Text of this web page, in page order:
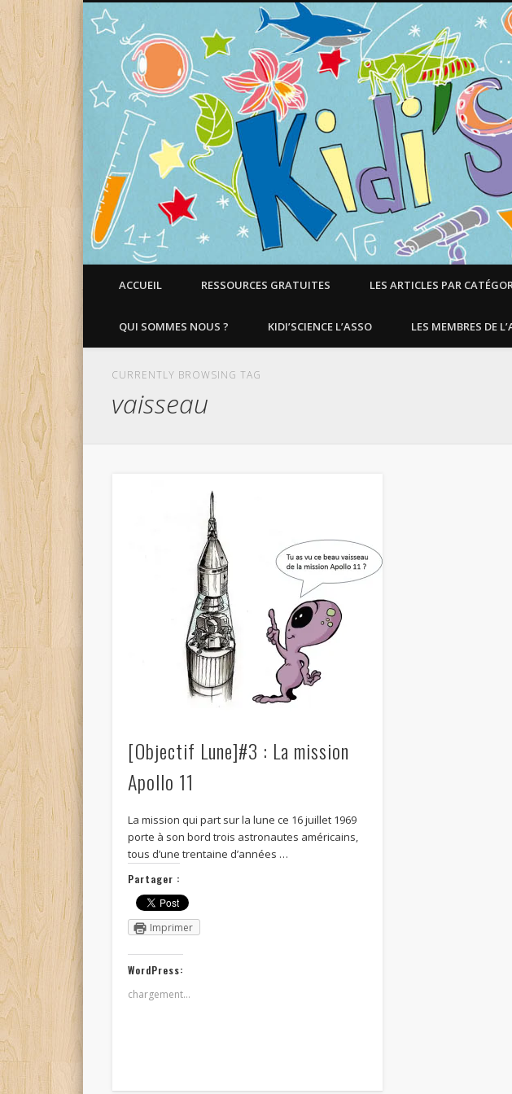
Faire aimer les Sciences aux Enfants !
ACCUEIL RESSOURCES GRATUITES LES ARTICLES PAR
QUI SOMMES NOUS ? KIDI’SCIENCE L’ASSO LES MEMBRES DE
CURRENTLY BROWSING TAG
vaisseau
[Objectif Lune]#3 : La mission
Apollo 11
La mission qui part sur la lune ce 16 juillet 1969
porte à son bord trois astronautes américains,
tous d’une trentaine d’années …
Partager :
Imprimer
WordPress:
chargement…